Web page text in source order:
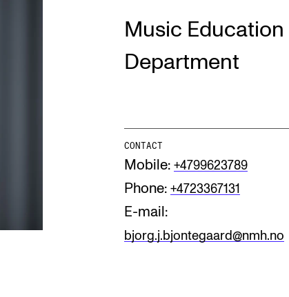
For Students and Employees
The Student Committee (SUT)
Music
Department
CONTACT
Mobile: +4799623789
Phone: +4723367131
E-mail:
bjorg.j.bjontegaard@nmh.no